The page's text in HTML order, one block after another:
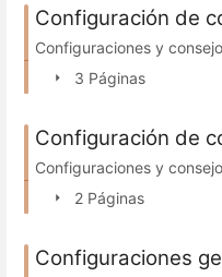
Configuración de
Configuraciones y
3 Páginas
Configuración de
Configuraciones y
2 Páginas
Configuraciones